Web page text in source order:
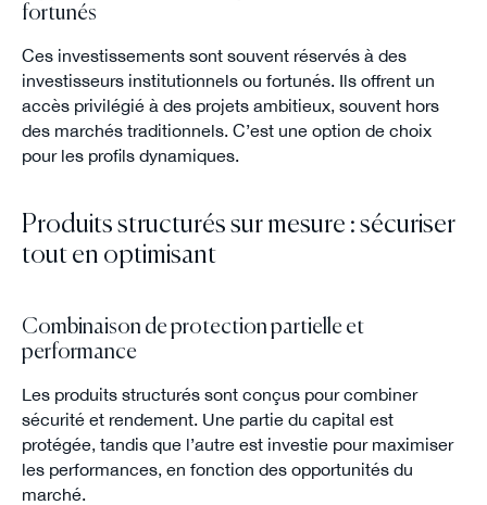
fortunés
Ces investissements sont souvent réservés à des
investisseurs institutionnels ou fortunés. Ils offrent un
accès privilégié à des projets ambitieux, souvent hors
des marchés traditionnels. C’est une option de choix
pour les profils dynamiques.
Produits structurés sur mesure : sécuriser
tout en optimisant
Combinaison de protection partielle et
performance
Les produits structurés sont conçus pour combiner
sécurité et rendement. Une partie du capital est
protégée, tandis que l’autre est investie pour maximiser
les performances, en fonction des opportunités du
marché.